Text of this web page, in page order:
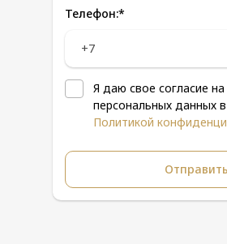
Телефон:*
Я даю свое согласие
персональных данных
Политикой